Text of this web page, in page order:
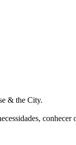
& the City.